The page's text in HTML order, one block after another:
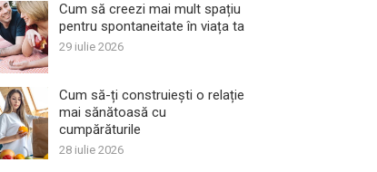
Cum să creezi mai mult spațiu
pentru spontaneitate în viața ta
29 iulie 2026
Cum să-ți construiești o relație
mai sănătoasă cu
cumpărăturile
28 iulie 2026